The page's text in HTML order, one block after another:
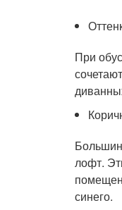
При
лофт.
синего.